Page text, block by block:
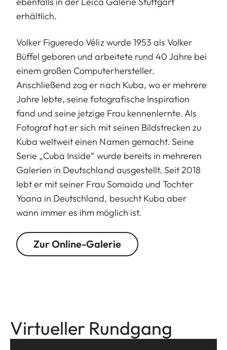
erhältlich.
Volker Figueredo Véliz wurde 1953 als Volker
Büffel geboren und arbeitete rund 40 Jahre bei
einem großen Computerhersteller.
Anschließend zog er nach Kuba, wo er mehrere
Jahre lebte, seine fotografische Inspiration
fand und seine jetzige Frau kennenlernte. Als
Fotograf hat er sich mit seinen Bildstrecken zu
Kuba weltweit einen Namen gemacht. Seine
Serie „Cuba Inside“ wurde bereits in mehreren
Galerien in Deutschland ausgestellt. Seit 2018
lebt er mit seiner Frau Somaida und Tochter
Yoana in Deutschland, besucht Kuba aber
wann immer es ihm möglich ist.
Zur Online-Galerie
Virtueller Rundgang